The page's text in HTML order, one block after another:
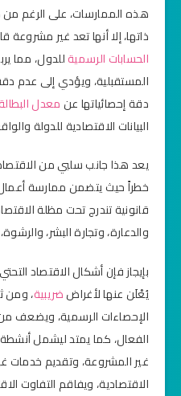
هذه الممارسات، على الرغم
ذاتها، إلا أنها تعد غير مشروعة
الحسابات الرسميةللدول، مما
المستقبلية، ويؤدي إلى عدم
دقة إحصائياتها عن معدل
البيانات الاقتصادية للدولة
يعد هذا جانب سلبي من الاقتصاد
خطراً حيث يتضمن ممارسة
قانونية تندرج تحت مظلة
والدعارة، وتجارة البشر،
بإيجاز فإن أشكال الاقتصاد
يُعْلَن عنها لأغراضضريبية، ومن
الإحصاءات الرسمية، ويضعف
الفعال، كما يمتد ليشمل أنشطة
غير المشروعة، وتقديم خدمات
الاقتصادية، ويفاقم التفاوت